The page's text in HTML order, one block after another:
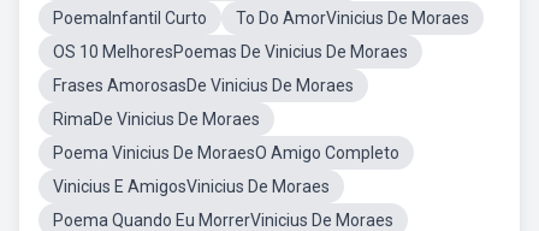
PoemaInfantil Curto
To Do AmorVinicius De Moraes
OS 10 MelhoresPoemas De Vinicius De Moraes
Frases AmorosasDe Vinicius De Moraes
RimaDe Vinicius De Moraes
Poema Vinicius De MoraesO Amigo Completo
Vinicius E AmigosVinicius De Moraes
Poema Quando Eu MorrerVinicius De Moraes